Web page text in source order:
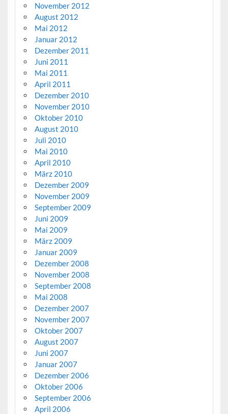
November 2012
August 2012
Mai 2012
Januar 2012
Dezember 2011
Juni 2011
Mai 2011
April 2011
Dezember 2010
November 2010
Oktober 2010
August 2010
Juli 2010
Mai 2010
April 2010
März 2010
Dezember 2009
November 2009
September 2009
Juni 2009
Mai 2009
März 2009
Januar 2009
Dezember 2008
November 2008
September 2008
Mai 2008
Dezember 2007
November 2007
Oktober 2007
August 2007
Juni 2007
Januar 2007
Dezember 2006
Oktober 2006
September 2006
April 2006